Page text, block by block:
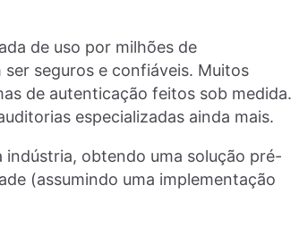
de uso por milhões de
seguros e confiáveis. Muitos
de autenticação feitos sob medida.
especializadas ainda mais.
obtendo uma solução pré-
(assumindo uma implementação